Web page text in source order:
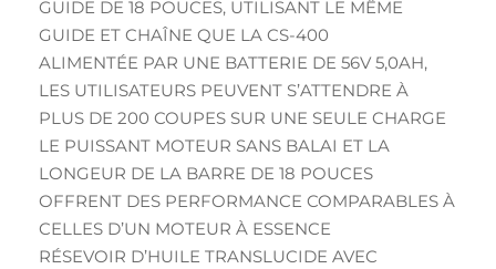
GUIDE DE 18 POUCES, UTILISANT LE MÊME
GUIDE ET CHAÎNE QUE LA CS-400
ALIMENTÉE PAR UNE BATTERIE DE 56V 5,0AH,
LES UTILISATEURS PEUVENT S’ATTENDRE À
PLUS DE 200 COUPES SUR UNE SEULE CHARGE
LE PUISSANT MOTEUR SANS BALAI ET LA
LONGEUR DE LA BARRE DE 18 POUCES
OFFRENT DES PERFORMANCE COMPARABLES À
CELLES D’UN MOTEUR À ESSENCE
RÉSEVOIR D’HUILE TRANSLUCIDE AVEC